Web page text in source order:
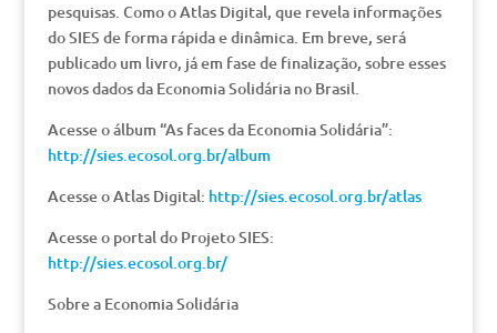
pesquisas. Como o Atlas Digital, que revela informações
do SIES de forma rápida e dinâmica. Em breve, será
publicado um livro, já em fase de finalização, sobre esses
novos dados da Economia Solidária no Brasil.
Acesse o álbum “As faces da Economia Solidária”:
http://sies.ecosol.org.br/album
Acesse o Atlas Digital: http://sies.ecosol.org.br/atlas
Acesse o portal do Projeto SIES:
http://sies.ecosol.org.br/
Sobre a Economia Solidária